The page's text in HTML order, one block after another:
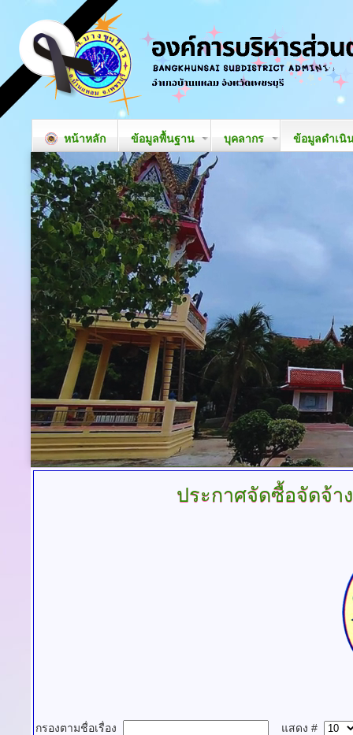
หน้าหลัก ข้อมูลพื้นฐาน บุคลากร ข้อมูลดำเนิ
ประกาศจัดซื้อจัดจ้าง
กรองตามชื่อเรื่อง แสดง #